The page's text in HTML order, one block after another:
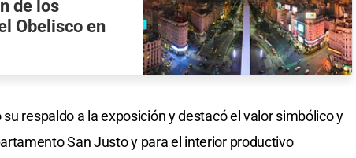
de los
Obelisco en
respaldo a la exposición y destacó el valor simbólico y
San Justo y para el interior productivo